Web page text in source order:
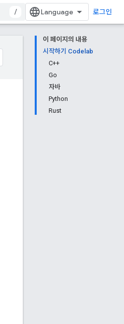
/ 로그인
이 페이지의 내용
시작하기 Codelab
C++
Go
자바
Python
Rust